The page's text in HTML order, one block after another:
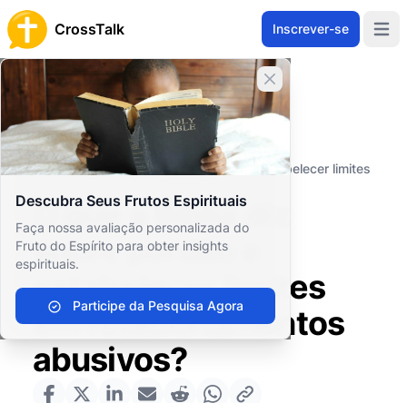
CrossTalk Inscrever-se
Fechar banner
Descubra Seus Frutos Espirituais
Faça nossa avaliação personalizada do
Fruto do Espírito para obter insights
espirituais.
Participe da Pesquisa Agora
Home
Arquivo de Perguntas
Vida Cristã
Ética e Moralidade
O que a Bíblia diz sobre perdão e estabelecer limites
O que a Bíblia diz
sobre perdão e
estabelecer limites
em relacionamentos
abusivos?